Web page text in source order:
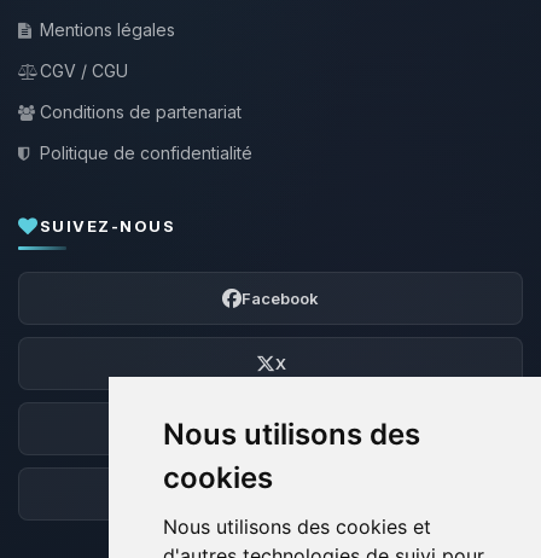
Nous utilisons des
cookies
Nous utilisons des cookies et
Mentions légales
CGV / CGU
Conditions de partenariat
Politique de confidentialité
SUIVEZ-NOUS
Facebook
X
Discord
Forum